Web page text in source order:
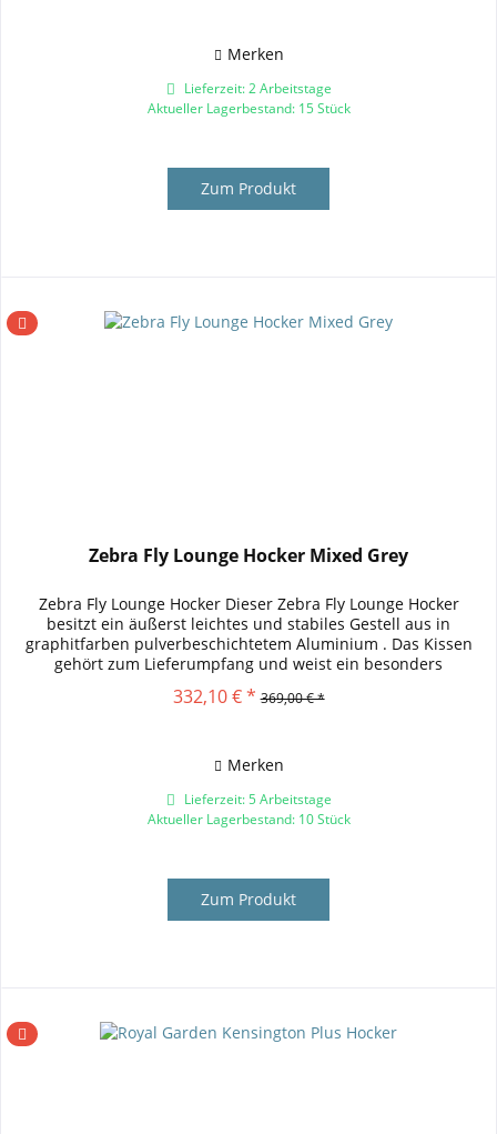
Merken
Lieferzeit: 2 Arbeitstage
Aktueller Lagerbestand: 15 Stück
Zum Produkt
Zebra Fly Lounge Hocker Mixed Grey
Zebra Fly Lounge Hocker Dieser Zebra Fly Lounge Hocker
besitzt ein äußerst leichtes und stabiles Gestell aus in
graphitfarben pulverbeschichtetem Aluminium . Das Kissen
gehört zum Lieferumpfang und weist ein besonders
angenehmes...
332,10 € * 369,00 € *
Merken
Lieferzeit: 5 Arbeitstage
Aktueller Lagerbestand: 10 Stück
Zum Produkt